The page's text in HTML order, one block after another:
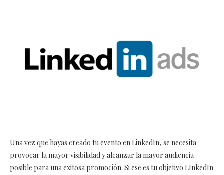
Una vez que hayas creado tu evento en LinkedIn, se necesita
provocar la mayor visibilidad y alcanzar la mayor audiencia
posible para una exitosa promoción. Si ese es tu objetivo LInkedIn